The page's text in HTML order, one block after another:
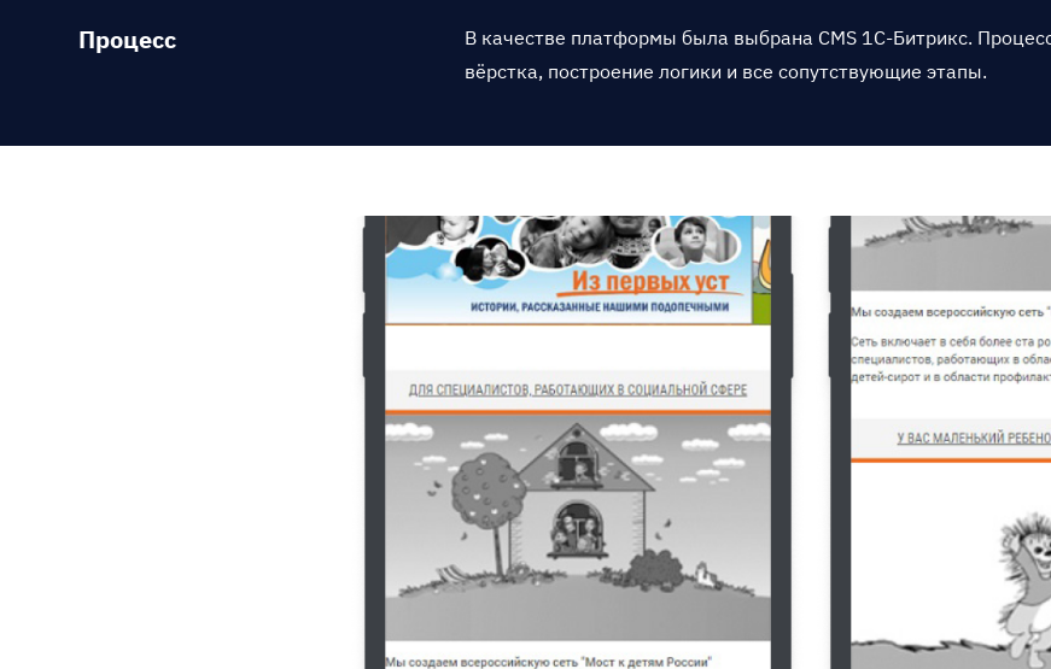
Процесс
В качестве платформы была выбрана CMS 1С-Битрикс.
вёрстка, построение логики и все сопутствующие этапы.